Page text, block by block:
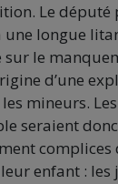
Le député
une longue
le
d’une
mineurs.
seraient
complices
enfant : les